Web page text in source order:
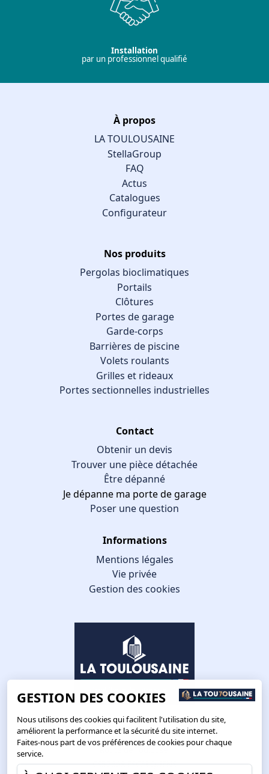
Installation
par un professionnel qualifié
À propos
LA TOULOUSAINE
StellaGroup
FAQ
Actus
Catalogues
Configurateur
Nos produits
Pergolas bioclimatiques
Portails
Clôtures
Portes de garage
Garde-corps
Barrières de piscine
Volets roulants
Grilles et rideaux
Portes sectionnelles industrielles
Contact
Obtenir un devis
Trouver une pièce détachée
Être dépanné
Je dépanne ma porte de garage
Poser une question
Informations
Mentions légales
Vie privée
Gestion des cookies
Route de Toulouse
CS57668 ESCALQUENS
GESTION DES COOKIES
Nous utilisons des cookies qui facilitent l'utilisation du site,
améliorent la performance et la sécurité du site internet.
Faites-nous part de vos préférences de cookies pour chaque
service.